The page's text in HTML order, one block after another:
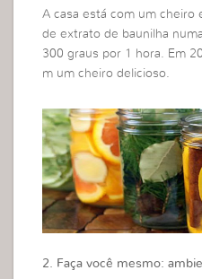
A casa está com um cheiro
de extrato de baunilha
300 graus por 1 hora. Em
m um cheiro delicioso.
2. Faça você mesmo: